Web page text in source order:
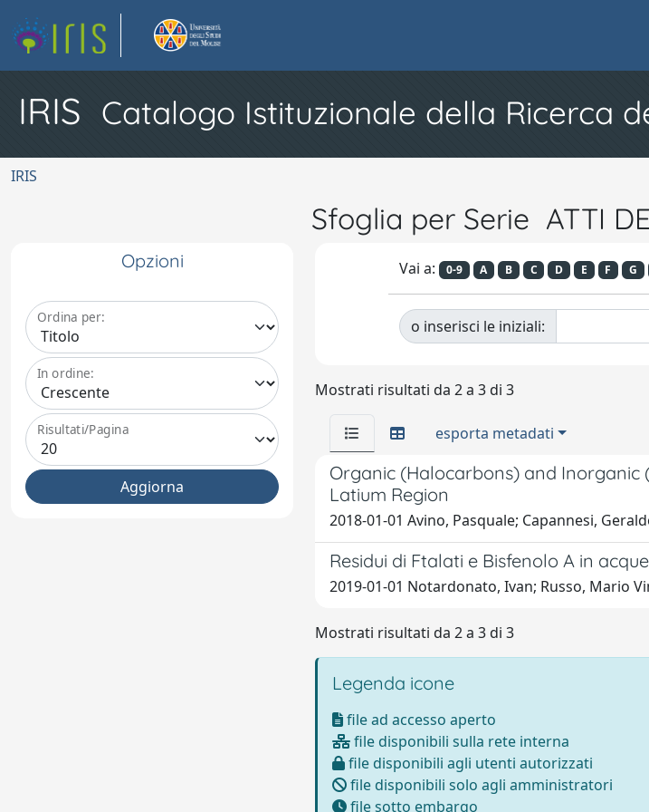
IRIS Catalogo Istituzionale della Ricerca
IRIS
Sfoglia per Serie ATTI
Opzioni
Ordina per:
In ordine:
Risultati/Pagina
Vai a: 0-9 A B C D E F G
o inserisci le iniziali:
Mostrati risultati da 2 a 3 di 3
esporta metadati
Organic (Halocarbons) and Inorganic
Latium Region
2018-01-01 Avino, Pasquale; Capannesi,
Residui di Ftalati e Bisfenolo A in
2019-01-01 Notardonato, Ivan; Russo, Mario
Mostrati risultati da 2 a 3 di 3
Legenda icone
file ad accesso aperto
file disponibili sulla rete interna
file disponibili agli utenti autorizzati
file disponibili solo agli amministratori
file sotto embargo